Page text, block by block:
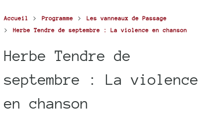
Accueil > Programme > Les vanneaux de Passage
> Herbe Tendre de septembre : La violence en chanson
Herbe Tendre de
septembre : La violence
en chanson